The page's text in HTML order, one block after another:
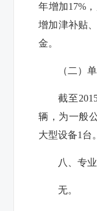
年增加17%
增加津补贴
金。
（二）
截至
辆，为一般
大型设备1台。
八、专
无。